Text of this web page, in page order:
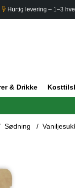
Hurtig levering – 1–3
& Drikke
Sødning
x 3 pakker